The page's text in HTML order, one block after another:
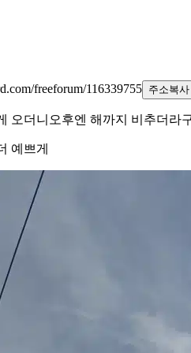
freeforum/116339755 주소복사
오더니오후엔 해까지 비추더라
예쁘게